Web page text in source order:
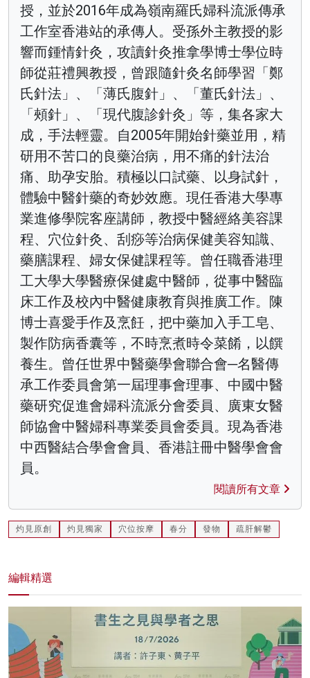
授，並於2016年成為嶺南羅氏婦科流派傳承
工作室香港站的承傳人。受孫外主教授的影
響而鍾情針灸，攻讀針灸推拿學博士學位時
師從莊禮興教授，曾跟隨針灸名師學習「鄭
氏針法」、「薄氏腹針」、「董氏針法」、
「頰針」、「現代腹診針灸」等，集各家大
成，手法輕靈。自2005年開始針藥並用，精
研用不苦口的良藥治病，用不痛的針法治
痛、助孕安胎。積極以口試藥、以身試針，
體驗中醫針藥的奇妙效應。現任香港大學專
業進修學院客座講師，教授中醫經絡美容課
程、穴位針灸、刮痧等治病保健美容知識、
藥膳課程、婦女保健課程等。曾任職香港理
工大學大學醫療保健處中醫師，從事中醫臨
床工作及校內中醫健康教育與推廣工作。陳
博士喜愛手作及烹飪，把中藥加入手工皂、
製作防病香囊等，不時烹煮時令菜餚，以饌
養生。曾任世界中醫藥學會聯合會─名醫傳
承工作委員會第一屆理事會理事、中國中醫
藥研究促進會婦科流派分會委員、廣東女醫
師協會中醫婦科專業委員會委員。現為香港
中西醫結合學會會員、香港註冊中醫學會會
員。
閱讀所有文章
灼見原創 灼見獨家 穴位按摩 春分 發物 疏肝解鬱
編輯精選